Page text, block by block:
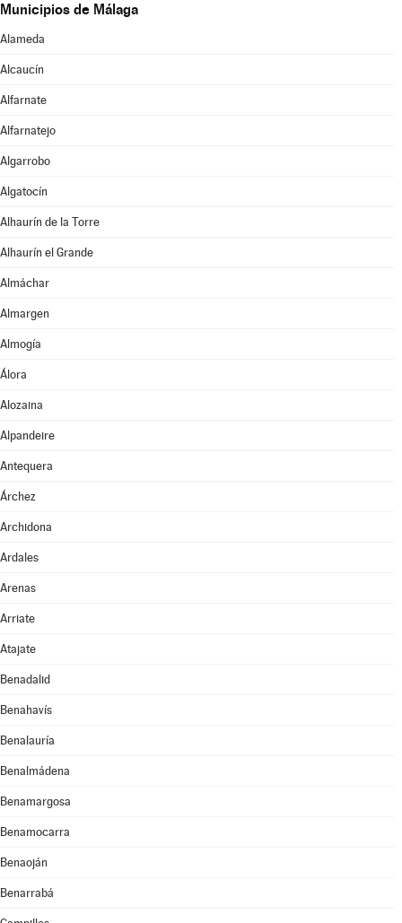
Municipios de Málaga
Alameda
Alcaucín
Alfarnate
Alfarnatejo
Algarrobo
Algatocín
Alhaurín de la Torre
Alhaurín el Grande
Almáchar
Almargen
Almogía
Álora
Alozaina
Alpandeire
Antequera
Árchez
Archidona
Ardales
Arenas
Arriate
Atajate
Benadalid
Benahavís
Benalauría
Benalmádena
Benamargosa
Benamocarra
Benaoján
Benarrabá